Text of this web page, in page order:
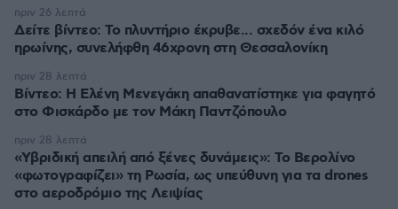
Δείτε βίντεο: Το πλυντήριο έκρυβε... σχεδόν ένα κιλό
ηρωίνης, συνελήφθη 46χρονη στη Θεσσαλονίκη
πριν 26 λεπτά
Βίντεο: Η Ελένη Μενεγάκη απαθανατίστηκε για φαγητό
στο Φισκάρδο με τον Μάκη Παντζόπουλο
πριν 28 λεπτά
«Υβριδική απειλή από ξένες δυνάμεις»: Το Βερολίνο
«φωτογραφίζει» τη Ρωσία, ως υπεύθυνη για τα drones
στο αεροδρόμιο της Λειψίας
πριν 28 λεπτά